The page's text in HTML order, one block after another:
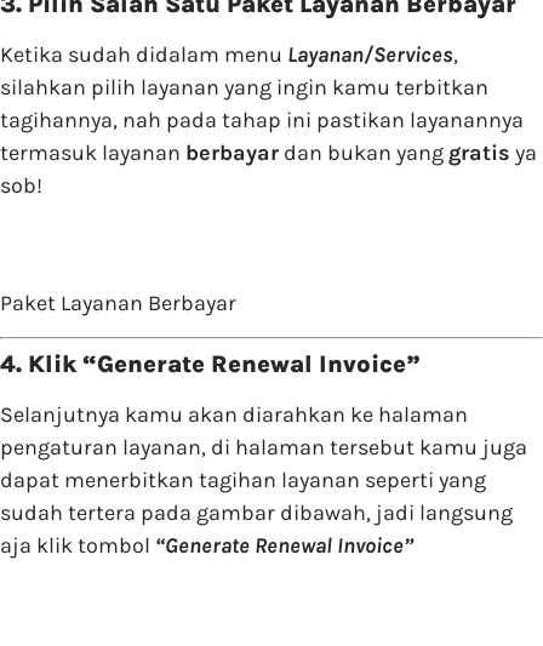
Ketika sudah didalam menu Layanan/Services,
silahkan pilih layanan yang ingin kamu terbitkan
tagihannya, nah pada tahap ini pastikan layanannya
termasuk layanan berbayar dan bukan yang gratis ya
sob!
Paket Layanan Berbayar
4. Klik “Generate Renewal Invoice”
Selanjutnya kamu akan diarahkan ke halaman
pengaturan layanan, di halaman tersebut kamu juga
dapat menerbitkan tagihan layanan seperti yang
sudah tertera pada gambar dibawah, jadi langsung
aja klik tombol “Generate Renewal Invoice”